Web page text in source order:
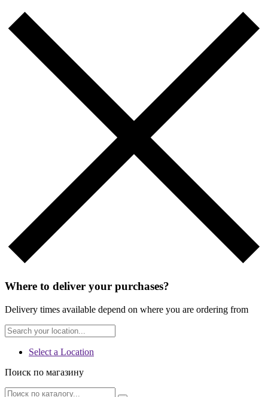
Where to deliver your purchases?
Delivery times available depend on where you are ordering from
Select a Location
Поиск по магазину